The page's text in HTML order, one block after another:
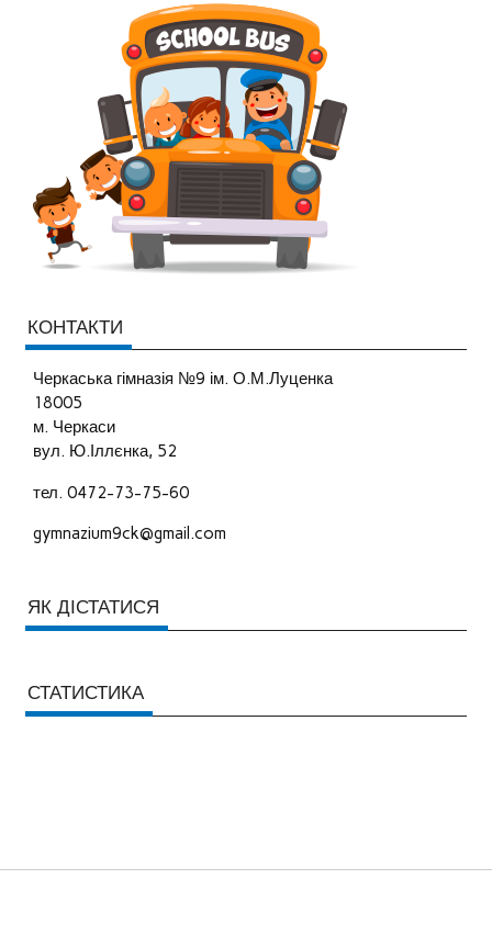
КОНТАКТИ
Черкаська гімназія №9 ім. О.М.Луценка
18005
м. Черкаси
вул. Ю.Іллєнка, 52
тел. 0472-73-75-60
gymnazium9ck@gmail.com
ЯК ДІСТАТИСЯ
СТАТИСТИКА